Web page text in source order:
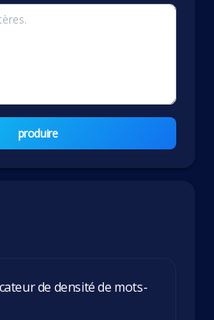
produire
de densité de mots-